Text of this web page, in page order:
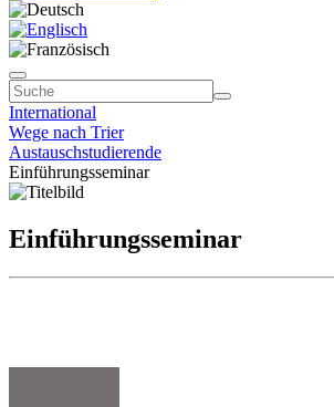
International
Wege nach Trier
Austauschstudierende
Einführungsseminar
Einführungsseminar